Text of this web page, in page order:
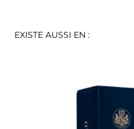
EXISTE AUSSI EN :